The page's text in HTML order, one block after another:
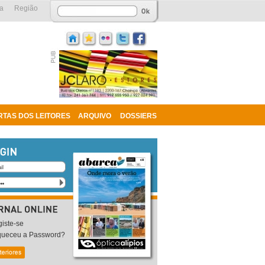
DOS LEITORES ARQUIVO DOSSIERS
Região
se
a Password?